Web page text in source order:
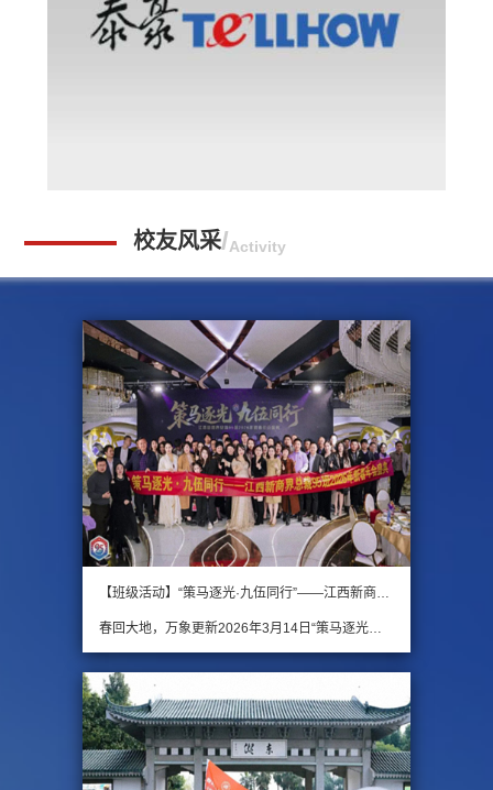
校友风采 Activity
【班级活动】“策马逐光·九伍同行”——江西新商界95班2026年新春年会圆满举行
春回大地，万象更新2026年3月14日“策马逐光九伍同行”江西新商界95班2026年新春年会在南昌县棠悦禧合宴会酒店盛大启幕 江西新商界EDP中心领导、老师携各届学长学姐代表和受邀嘉宾与新商界95班全体同学共百余人欢聚一堂一同见证这场属于同窗情谊、荣耀与欢歌的年度盛会 星…